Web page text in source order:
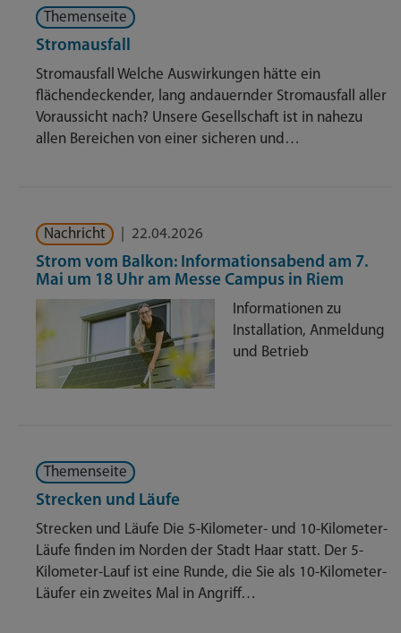
Themenseite
Stromausfall
Stromausfall Welche Auswirkungen hätte ein
flächendeckender, lang andauernder Stromausfall aller
Voraussicht nach? Unsere Gesellschaft ist in nahezu
allen Bereichen von einer sicheren und…
Nachricht 22.04.2026
Strom vom Balkon: Informationsabend am 7.
Mai um 18 Uhr am Messe Campus in Riem
Informationen zu
Installation, Anmeldung
und Betrieb
Themenseite
Strecken und Läufe
Strecken und Läufe Die 5-Kilometer- und 10-Kilometer-
Läufe finden im Norden der Stadt Haar statt. Der 5-
Kilometer-Lauf ist eine Runde, die Sie als 10-Kilometer-
Läufer ein zweites Mal in Angriff…